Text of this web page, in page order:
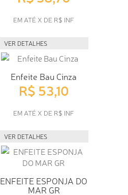
EM ATÉ X DE R$ INF
VER DETALHES
Enfeite Bau Cinza
R$ 53,10
EM ATÉ X DE R$ INF
VER DETALHES
ENFEITE ESPONJA DO
MAR GR